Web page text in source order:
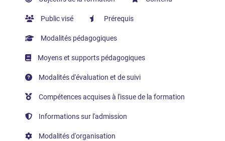
Public visé Prérequis
Modalités pédagogiques
Moyens et supports pédagogiques
Modalités d'évaluation et de suivi
Compétences acquises à l'issue de la formation
Informations sur l'admission
Modalités d'organisation